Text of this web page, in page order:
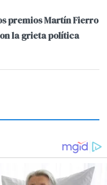
premios Martín Fierro
la grieta política